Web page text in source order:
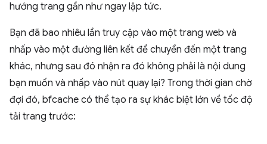
hướng trang gần như ngay lập tức.
Bạn đã bao nhiêu lần truy cập vào một trang web và
nhấp vào một đường liên kết để chuyển đến một trang
khác, nhưng sau đó nhận ra đó không phải là nội dung
bạn muốn và nhấp vào nút quay lại? Trong thời gian chờ
đợi đó, bfcache có thể tạo ra sự khác biệt lớn về tốc độ
tải trang trước: